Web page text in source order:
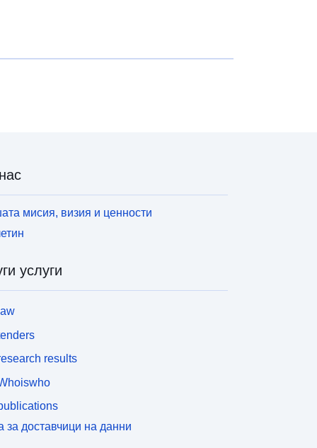
мисия, визия и ценности
услуги
results
за доставчици на данни